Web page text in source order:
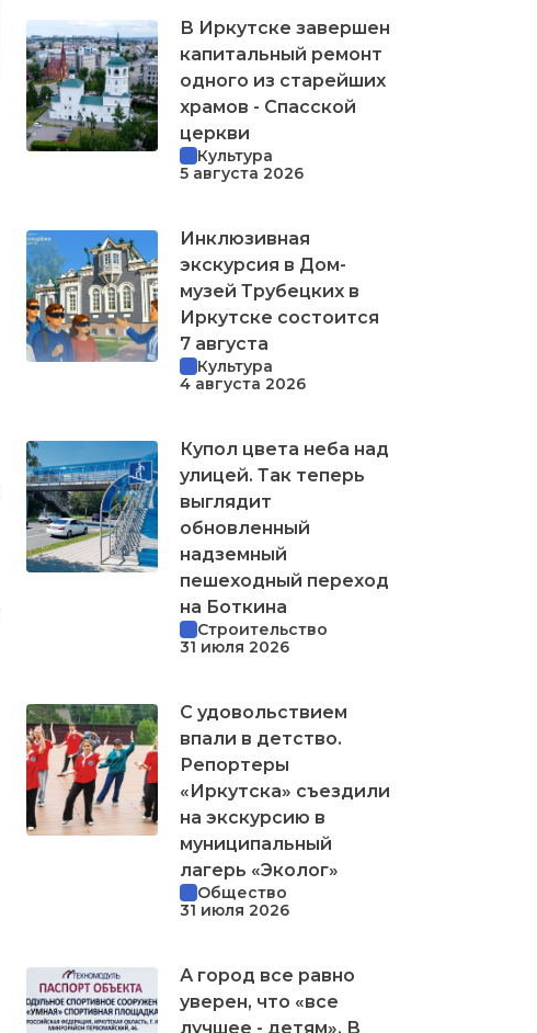
В Иркутске завершен
капитальный ремонт
одного из старейших
храмов - Спасской
церкви
Культура
5 августа 2026
Инклюзивная
экскурсия в Дом-
музей Трубецких в
Иркутске состоится
7 августа
Культура
4 августа 2026
Купол цвета неба над
улицей. Так теперь
выглядит
обновленный
надземный
пешеходный переход
на Боткина
Строительство
31 июля 2026
С удовольствием
впали в детство.
Репортеры
«Иркутска» съездили
на экскурсию в
муниципальный
лагерь «Эколог»
Общество
31 июля 2026
А город все равно
уверен, что «все
лучшее - детям». В